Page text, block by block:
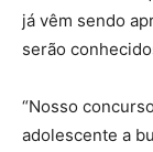
já vêm sendo
serão
“Nosso
adolescente a